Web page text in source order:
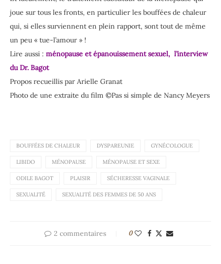
joue sur tous les fronts, en particulier les bouffées de chaleur
qui, si elles surviennent en plein rapport, sont tout de même
un peu « tue-l’amour » !
Lire aussi : ménopause et épanouissement sexuel, l’interview
du Dr. Bagot
Propos recueillis par Arielle Granat
Photo de une extraite du film ©Pas si simple de Nancy Meyers
BOUFFÉES DE CHALEUR DYSPAREUNIE GYNÉCOLOGUE
LIBIDO MÉNOPAUSE MÉNOPAUSE ET SEXE
ODILE BAGOT PLAISIR SÉCHERESSE VAGINALE
SEXUALITÉ SEXUALITÉ DES FEMMES DE 50 ANS
2 commentaires 0